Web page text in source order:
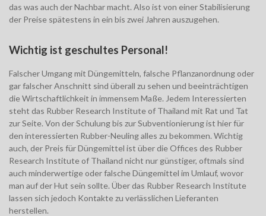
das was auch der Nachbar macht. Also ist von einer Stabilisierung
der Preise spätestens in ein bis zwei Jahren auszugehen.
Wichtig ist geschultes Personal!
Falscher Umgang mit Düngemitteln, falsche Pflanzanordnung oder
gar falscher Anschnitt sind überall zu sehen und beeinträchtigen
die Wirtschaftlichkeit in immensem Maße. Jedem Interessierten
steht das Rubber Research Institute of Thailand mit Rat und Tat
zur Seite. Von der Schulung bis zur Subventionierung ist hier für
den interessierten Rubber-Neuling alles zu bekommen. Wichtig
auch, der Preis für Düngemittel ist über die Offices des Rubber
Research Institute of Thailand nicht nur günstiger, oftmals sind
auch minderwertige oder falsche Düngemittel im Umlauf, wovor
man auf der Hut sein sollte. Über das Rubber Research Institute
lassen sich jedoch Kontakte zu verlässlichen Lieferanten
herstellen.